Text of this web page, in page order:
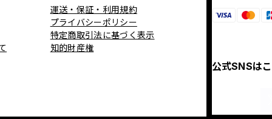
運送・保証・利用規約
プライバシーポリシー
特定商取引法に基づく表示
知的財産権
公式SNSは